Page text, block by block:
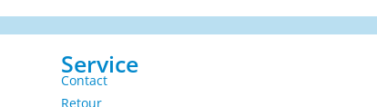
Service
Contact
Retour